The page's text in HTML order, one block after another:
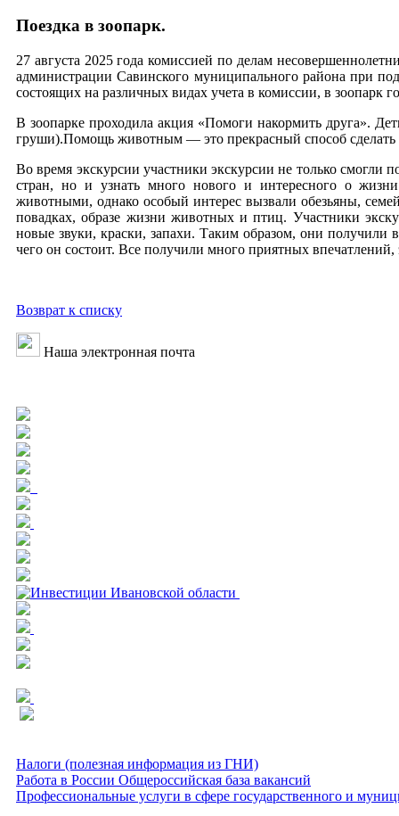
Поездка в зоопарк.
27 августа 2025 года комиссией по делам
администрации Савинского муниципального района при
состоящих на различных видах учета в комиссии, в зоопарк
В зоопарке проходила акция «Помоги накормить друга».
груши).Помощь животным — это прекрасный способ сделать
Во время экскурсии участники экскурсии не только
стран, но и узнать много нового и интересного о
животными, однако особый интерес вызвали обезьяны,
повадках, образе жизни животных и птиц. Участники
новые звуки, краски, запахи. Таким образом, они
чего он состоит. Все получили много приятных
Возврат к списку
Наша электронная почта
Налоги (полезная информация из ГНИ)
Работа в России Общероссийская база вакансий
Профессиональные услуги в сфере государственного и